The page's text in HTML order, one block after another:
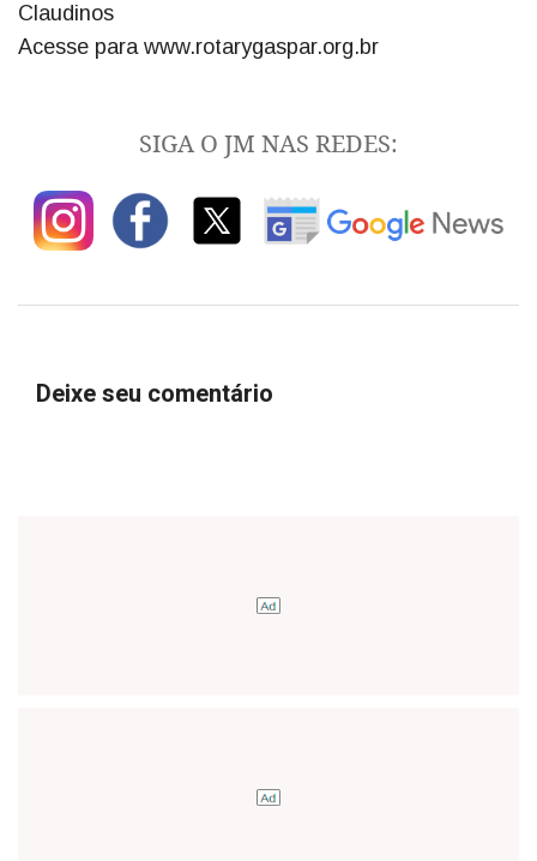
Claudinos
Acesse para www.rotarygaspar.org.br
SIGA O JM NAS REDES:
Deixe seu comentário